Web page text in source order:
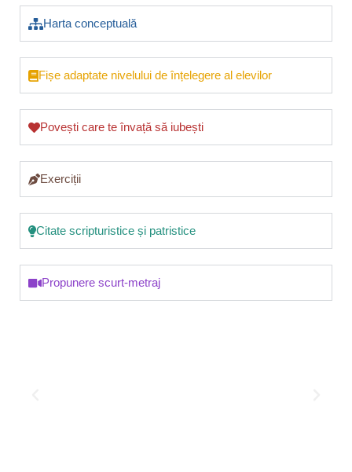
Harta conceptuală
Fișe adaptate nivelului de înțelegere al elevilor
Povești care te învață să iubești
Exerciții
Citate scripturistice și patristice
Propunere scurt-metraj